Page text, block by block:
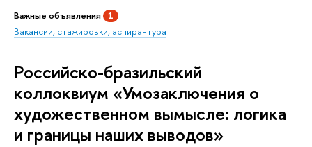
Важные объявления 1
Вакансии, стажировки, аспирантура
Российско-бразильский
коллоквиум «Умозаключения о
художественном вымысле: логика
и границы наших выводов»